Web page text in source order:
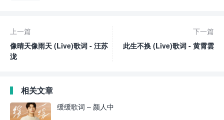
上一篇
像晴天像雨天 (Live)歌词 - 汪苏
泷
下一篇
此生不换 (Live)歌词 - 黄霄雲
相关文章
缓缓歌词 – 颜人中